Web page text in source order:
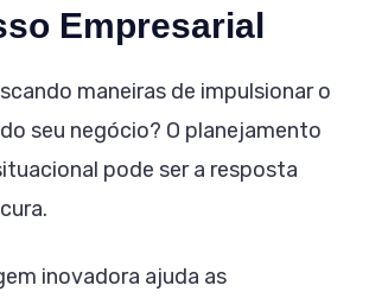
Empresarial
maneiras de impulsionar o
seu negócio? O planejamento
pode ser a resposta
inovadora ajuda as